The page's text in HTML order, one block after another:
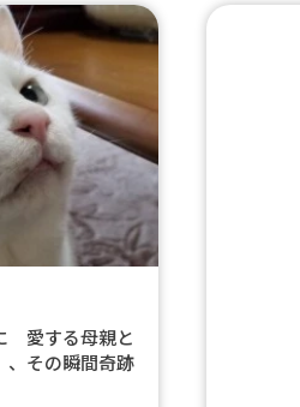
愛する母親と
、その瞬間奇跡